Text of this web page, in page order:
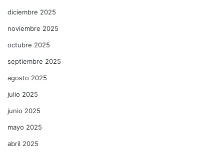
diciembre 2025
noviembre 2025
octubre 2025
septiembre 2025
agosto 2025
julio 2025
junio 2025
mayo 2025
abril 2025